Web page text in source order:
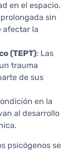
en el espacio.
sin
afectar la
(TEPT): Las
trauma
de sus
en la
al desarrollo
psicógenos se